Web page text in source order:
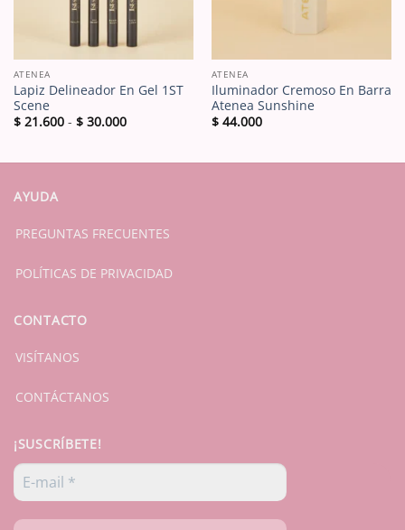
ATENEA
Lapiz Delineador En Gel 1ST
Scene
$21.600 - $30.000Rango
$ 21.600
ATENEA
Iluminador Cremoso En Barra
Atenea Sunshine
$44.000
AYUDA
PREGUNTAS FRECUENTES
POLÍTICAS DE PRIVACIDAD
CONTACTO
VISÍTANOS
CONTÁCTANOS
¡SUSCRÍBETE!